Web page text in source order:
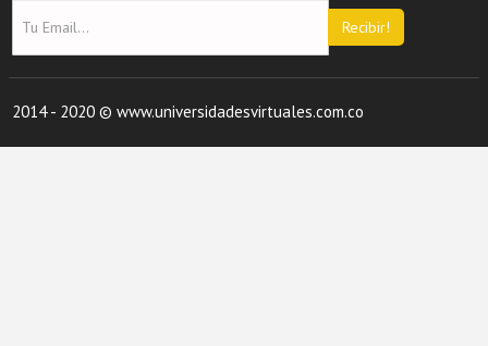
Recibir!
2014 - 2020 © www.universidadesvirtuales.com.co